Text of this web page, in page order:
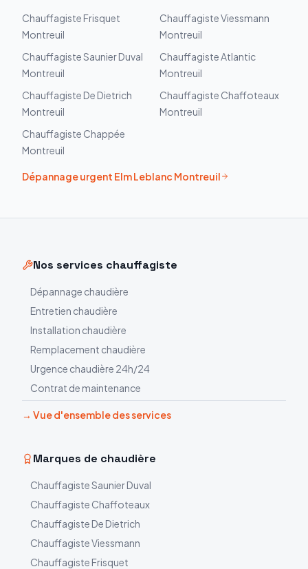
Chauffagiste Frisquet
Montreuil
ChauffagisteViessmann
Montreuil
ChauffagisteSaunier Duval
Montreuil
ChauffagisteAtlantic
Montreuil
Chauffagiste De Dietrich
Montreuil
Chauffagiste Chaffoteaux
Montreuil
Chauffagiste Chappée
Montreuil
Dépannage urgent Elm Leblanc Montreuil
Nos services chauffagiste
Dépannage chaudière
Entretien chaudière
Installation chaudière
Remplacement chaudière
Urgence chaudière 24h/24
Contrat de maintenance
→ Vue d'ensemble des services
Marques de chaudière
ChauffagisteSaunier Duval
Chauffagiste Chaffoteaux
Chauffagiste De Dietrich
ChauffagisteViessmann
Chauffagiste Frisquet